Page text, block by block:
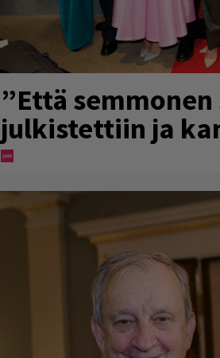
”Että
julkistettiin ja